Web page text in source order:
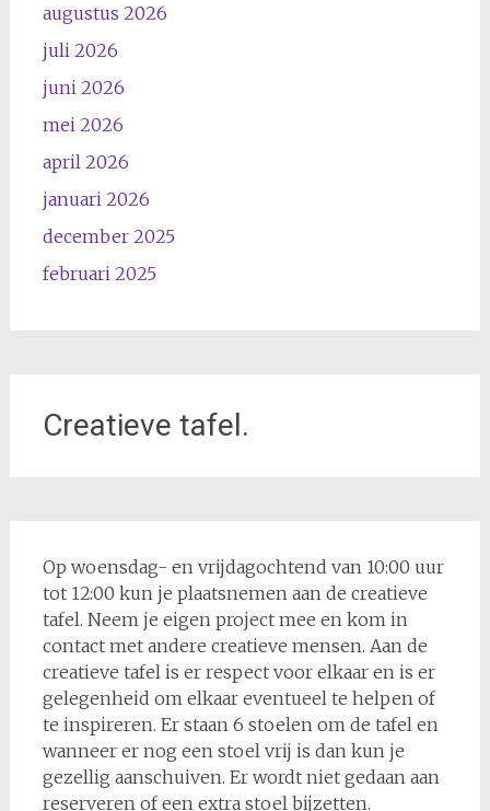
augustus 2026
juli 2026
juni 2026
mei 2026
april 2026
januari 2026
december 2025
februari 2025
Creatieve tafel.
Op woensdag- en vrijdagochtend van 10:00 uur
tot 12:00 kun je plaatsnemen aan de creatieve
tafel. Neem je eigen project mee en kom in
contact met andere creatieve mensen. Aan de
creatieve tafel is er respect voor elkaar en is er
gelegenheid om elkaar eventueel te helpen of
te inspireren. Er staan 6 stoelen om de tafel en
wanneer er nog een stoel vrij is dan kun je
gezellig aanschuiven. Er wordt niet gedaan aan
reserveren of een extra stoel bijzetten.